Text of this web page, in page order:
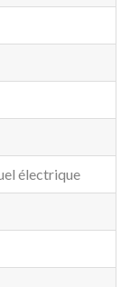
électrique